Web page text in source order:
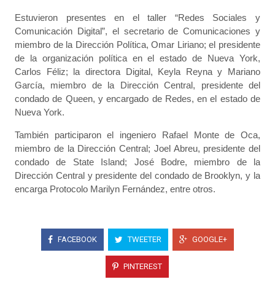
Estuvieron presentes en el taller “Redes Sociales y
Comunicación Digital”, el secretario de Comunicaciones y
miembro de la Dirección Política, Omar Liriano; el presidente
de la organización política en el estado de Nueva York,
Carlos Féliz; la directora Digital, Keyla Reyna y Mariano
García, miembro de la Dirección Central, presidente del
condado de Queen, y encargado de Redes, en el estado de
Nueva York.
También participaron el ingeniero Rafael Monte de Oca,
miembro de la Dirección Central; Joel Abreu, presidente del
condado de State Island; José Bodre, miembro de la
Dirección Central y presidente del condado de Brooklyn, y la
encarga Protocolo Marilyn Fernández, entre otros.
FACEBOOK TWEETER GOOGLE+
PINTEREST